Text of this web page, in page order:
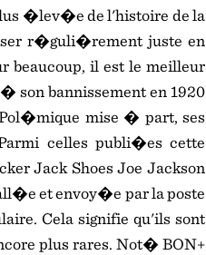
�lev�e de l'histoire de la
r�guli�rement juste en
beaucoup, il est le meilleur
bannissement en 1920
mise � part, ses
celles publi�es cette
Jack Shoes Joe Jackson
et envoy�e par la poste
Cela signifie qu'ils sont
plus rares. Not� BON+